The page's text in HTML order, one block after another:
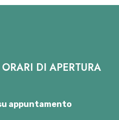
ORARI DI APERTURA
appuntamento